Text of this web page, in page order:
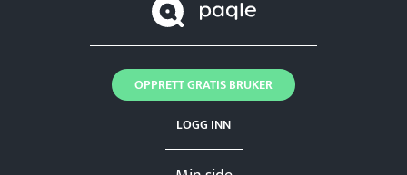
LOGG INN
OPPRETT GRATIS BRUKER